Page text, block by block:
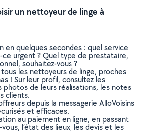
un nettoyeur de linge à
en quelques secondes : quel service
ce urgent ? Quel type de prestataire,
souhaitez-vous ?
les nettoyeurs de linge, proches
! Sur leur profil, consultez les
photos de leurs réalisations, les notes
clients.
depuis la messagerie AlloVoisins
et efficaces.
au paiement en ligne, en passant
l’état des lieux, les devis et les